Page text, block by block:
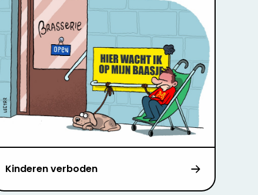
Kinderen verboden